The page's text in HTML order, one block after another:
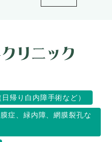
帰り白内障手術など）
症、緑内障、網膜裂孔な